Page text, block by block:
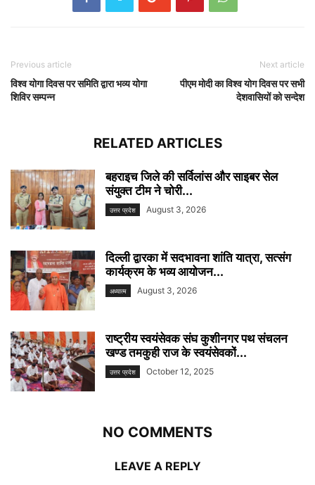
Previous article
विश्व योगा दिवस पर समिति द्वारा भव्य योगा
शिविर सम्पन्न
Next article
पीएम मोदी का विश्व योग दिवस पर सभी
देशवासियों को सन्देश
RELATED ARTICLES
बहराइच जिले की सर्विलांस और साइबर सेल
संयुक्त टीम ने चोरी...
उत्तर प्रदेश August 3, 2026
दिल्ली द्वारका में सदभावना शांति यात्रा, सत्संग
कार्यक्रम के भव्य आयोजन...
अध्यात्म August 3, 2026
राष्ट्रीय स्वयंसेवक संघ कुशीनगर पथ संचलन
खण्ड तमकुही राज के स्वयंसेवकों...
उत्तर प्रदेश October 12, 2025
NO COMMENTS
LEAVE A REPLY